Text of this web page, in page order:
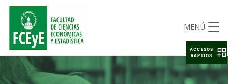
MENÚ
ACCESOS
RAPIDOS